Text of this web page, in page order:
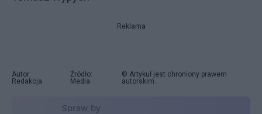
Reklama
Autor:
Redakcja
Źródło:
Media
© Artykuł jest chroniony prawem
autorskim.